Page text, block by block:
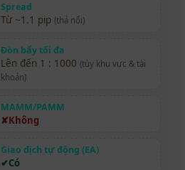
Spread
Từ ~1.1 pip (thả nổi)
Đòn bẩy tối đa
Lên đến 1 : 1000 (tùy khu vực & tài
khoản)
MAMM/PAMM
Không
Giao dịch tự động (EA)
Có